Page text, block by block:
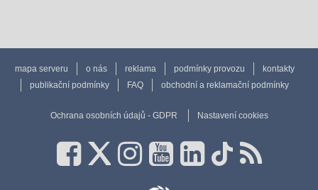
mapa serveru o nás reklama podmínky provozu
kontakty
publikační podmínky
FAQ obchodní a reklamační podmínky
Ochrana osobních údajů - GDPR Nastavení cookies